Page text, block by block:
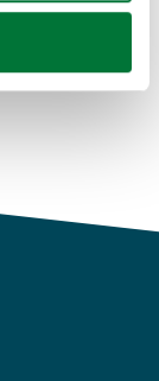
(huellas
sus
web con
y análisis